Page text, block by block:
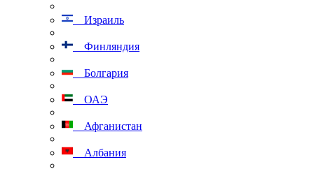
Израиль
Финляндия
Болгария
ОАЭ
Афганистан
Албания